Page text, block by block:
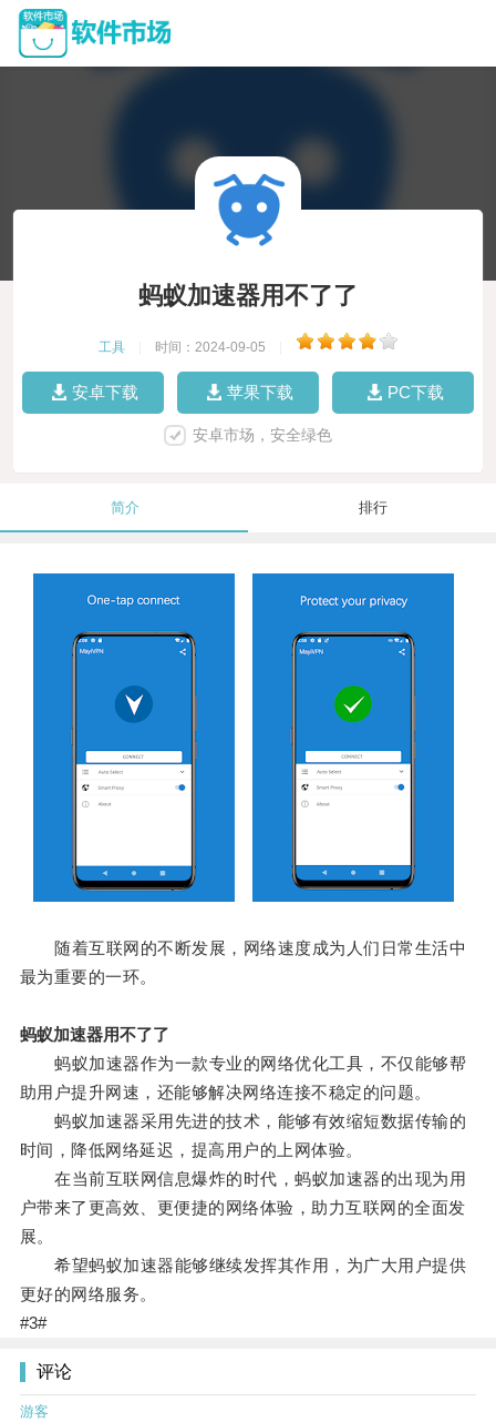
蚂蚁加速器用不了了
工具 时间：2024-09-05
安卓下载 苹果下载 PC下载
安卓市场，安全绿色
简介 排行
随着互联网的不断发展，网络速度成为人们日常生活中
最为重要的一环。
蚂蚁加速器用不了了
蚂蚁加速器作为一款专业的网络优化工具，不仅能够帮
助用户提升网速，还能够解决网络连接不稳定的问题。
蚂蚁加速器采用先进的技术，能够有效缩短数据传输的
时间，降低网络延迟，提高用户的上网体验。
在当前互联网信息爆炸的时代，蚂蚁加速器的出现为用
户带来了更高效、更便捷的网络体验，助力互联网的全面发
展。
希望蚂蚁加速器能够继续发挥其作用，为广大用户提供
更好的网络服务。
#3#
评论
游客